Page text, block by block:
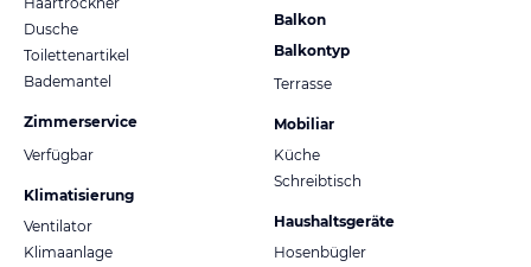
Dusche
Toilettenartikel
Bademantel
Zimmerservice
Verfügbar
Klimatisierung
Ventilator
Klimaanlage
Balkon
Balkontyp
Terrasse
Mobiliar
Küche
Schreibtisch
Haushaltsgeräte
Hosenbügler